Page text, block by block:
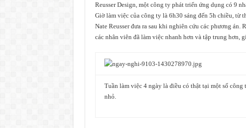
Reusser Design, một công ty phát triển ứng dụng có 9
Giờ làm việc của công ty là 6h30 sáng đến 5h chiều, từ
Nate Reusser đưa ra sau khi nghiên cứu các phương án.
các nhân viên đã làm việc nhanh hơn và tập trung hơn,
Tuần làm việc 4 ngày là điều có thật tại một số
nhỏ.